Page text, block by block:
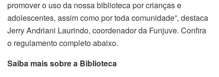
promover o uso da nossa biblioteca por crianças e
adolescentes, assim como por toda comunidade”, destaca
Jerry Andriani Laurindo, coordenador da Funjuve. Confira
o regulamento completo abaixo.
Saiba mais sobre a Biblioteca